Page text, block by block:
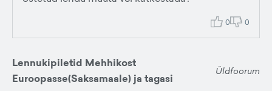
0 0
Lennukipiletid Mehhikost
Euroopasse(Saksamaale) ja tagasi
Üldfoorum